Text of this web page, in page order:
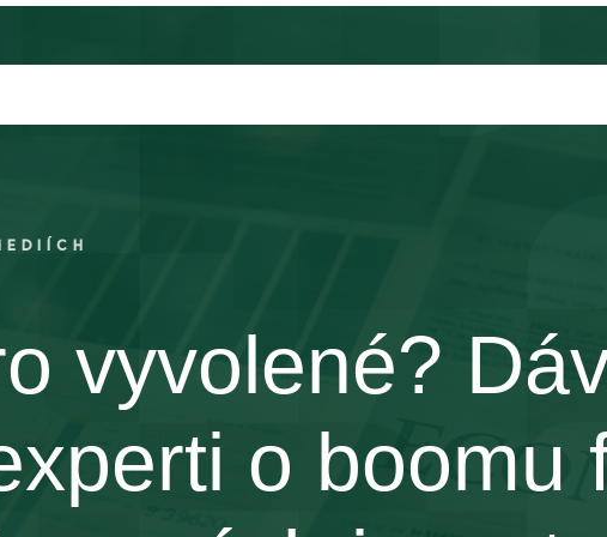
vyvolené?
o boomu